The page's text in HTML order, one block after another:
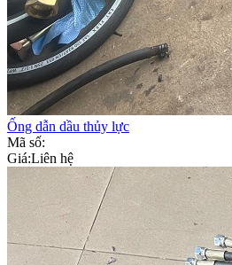
Ống dẫn dầu thủy lực
Mã số:
Giá:Liên hệ